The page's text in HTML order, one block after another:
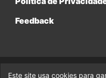
Feedback
© 2017-2026 Legado da
Este site usa cookies para